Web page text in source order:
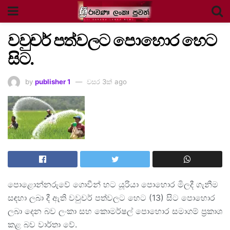
වවුචර් පත්වලට පොහොර හෙට
සිට.
by publisher 1 වසර 3ක් ago
පොළොන්නරුවේ ගොවීන් හට යූරියා පොහොර මිලදී ගැනීම
සඳහා ලබා දී ඇති වවුචර් පත්වලට හෙට (13) සිට පොහොර
ලබා දෙන බව ලංකා සහ කොමර්ෂල් පොහොර සමාගම් ප්‍රකාශ
කළ බව වාර්තා වේ.